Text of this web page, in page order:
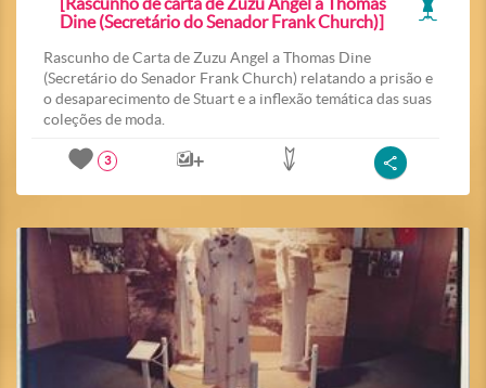
Dine (Secretário do Senador Frank Church)]
Rascunho de Carta de Zuzu Angel a Thomas Dine
(Secretário do Senador Frank Church) relatando a prisão e
o desaparecimento de Stuart e a inflexão temática das suas
coleções de moda.
3